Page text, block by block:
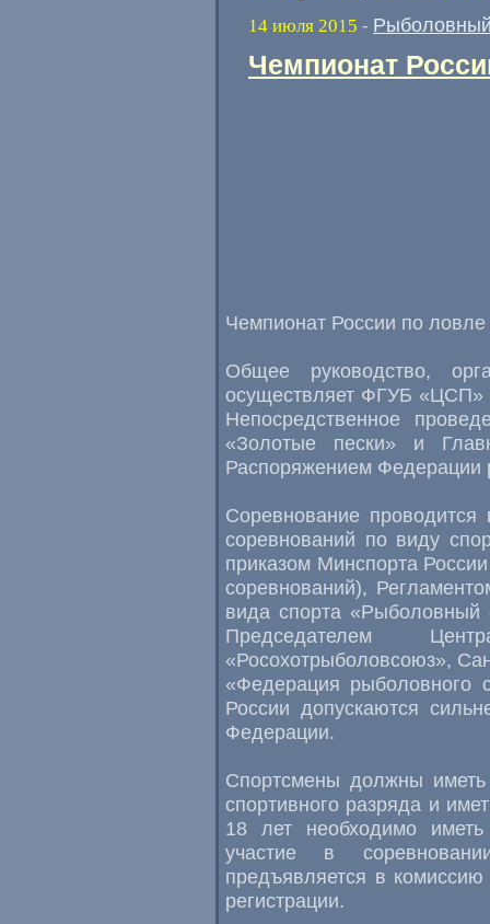
14 июля 2015 -
Чемпионат
Чемпионат России по
Общее руководство,
осуществляет ФГУБ «ЦСП»
Непосредственное
«Золотые пески» и
Распоряжением Федерации
Соревнование
соревнований по виду
приказом Минспорта
соревнований),
вида спорта «Рыболовный
Председателем
«Росохотрыболовсоюз»,
«Федерация рыболовного
России допускаются
Федерации.
Спортсмены должны
спортивного разряда и
18 лет необходимо
участие в
предъявляется в
регистрации.